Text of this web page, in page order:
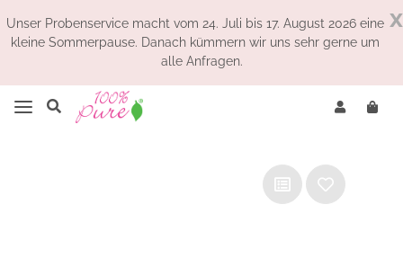
x
Unser Probenservice macht vom 24. Juli bis 17. August 2026 eine
kleine Sommerpause. Danach kümmern wir uns sehr gerne um
alle Anfragen.